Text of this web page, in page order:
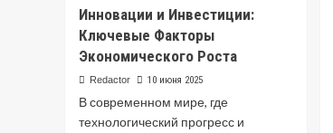
к
экономическому
Инновации и Инвестиции:
Ключевые Факторы
Экономического Роста
Redactor 10 июня 2025
В современном мире, где
технологический прогресс и